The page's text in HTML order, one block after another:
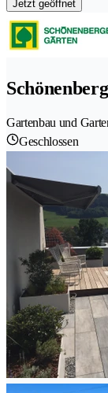
Jetzt geöffnet
Gartenbau und
Geschlossen